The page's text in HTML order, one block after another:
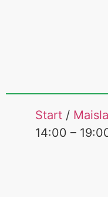
Start /
14:00 –